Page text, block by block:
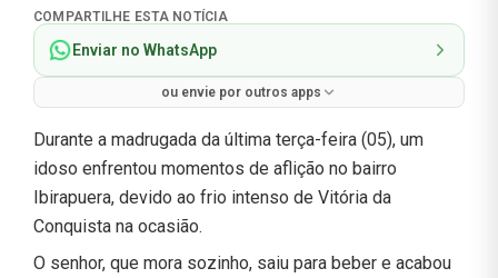
COMPARTILHE ESTA NOTÍCIA
Enviar no WhatsApp
ou envie por outros apps
Durante a madrugada da última terça-feira (05), um
idoso enfrentou momentos de aflição no bairro
Ibirapuera, devido ao frio intenso de Vitória da
Conquista na ocasião.
O senhor, que mora sozinho, saiu para beber e acabou